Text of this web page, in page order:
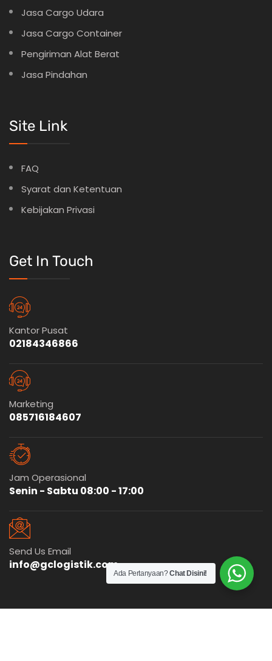
Jasa Cargo Udara
Jasa Cargo Container
Pengiriman Alat Berat
Jasa Pindahan
Site Link
FAQ
Syarat dan Ketentuan
Kebijakan Privasi
Get In Touch
Kantor Pusat
02184346866
Marketing
085716184607
Jam Operasional
Senin - Sabtu 08:00 - 17:00
Send Us Email
info@gclogistik.com
Ada Pertanyaan?Chat Disini!